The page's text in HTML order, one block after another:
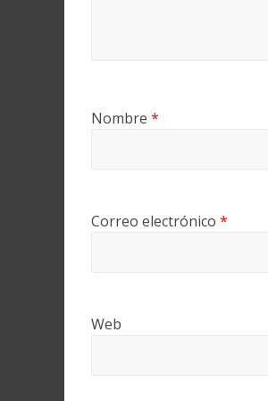
Nombre *
Correo electrónico *
Web